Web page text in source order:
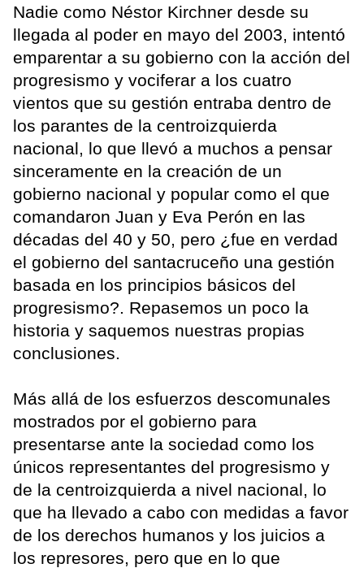
Nadie como Néstor Kirchner desde su
llegada al poder en mayo del 2003, intentó
emparentar a su gobierno con la acción del
progresismo y vociferar a los cuatro
vientos que su gestión entraba dentro de
los parantes de la centroizquierda
nacional, lo que llevó a muchos a pensar
sinceramente en la creación de un
gobierno nacional y popular como el que
comandaron Juan y Eva Perón en las
décadas del 40 y 50, pero ¿fue en verdad
el gobierno del santacruceño una gestión
basada en los principios básicos del
progresismo?. Repasemos un poco la
historia y saquemos nuestras propias
conclusiones.
Más allá de los esfuerzos descomunales
mostrados por el gobierno para
presentarse ante la sociedad como los
únicos representantes del progresismo y
de la centroizquierda a nivel nacional, lo
que ha llevado a cabo con medidas a favor
de los derechos humanos y los juicios a
los represores, pero que en lo que